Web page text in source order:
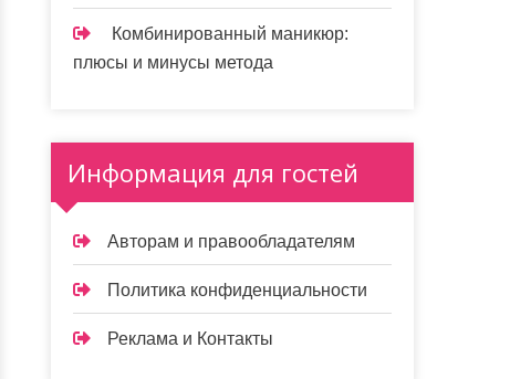
Комбинированный маникюр:
плюсы и минусы метода
Информация для гостей
Авторам и правообладателям
Политика конфиденциальности
Реклама и Контакты